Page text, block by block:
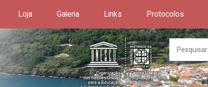
Loja Galeria Links Protocolos